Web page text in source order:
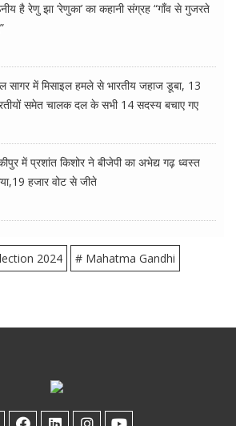
है रेणु झा ‘रेणुका’ का कहानी संग्रह “गाँव से गुजरते
सागर में मिसाइल हमले से भारतीय जहाज डूबा, 13
समेत चालक दल के सभी 14 सदस्य बचाए गए
में प्रशांत किशोर ने बीजेपी का अभेद्य गढ़ ध्वस्त
हजार वोट से जीते
2024
# Mahatma Gandhi